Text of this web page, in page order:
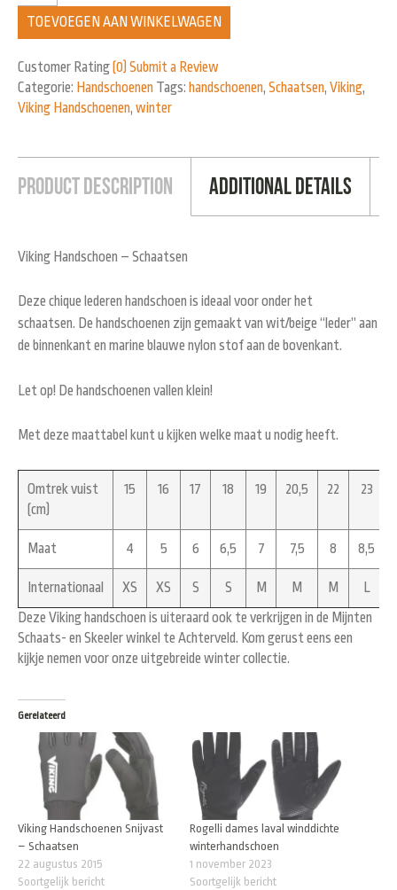
TOEVOEGEN AAN WINKELWAGEN
Customer Rating(0) Submit a Review
Categorie: Handschoenen Tags: handschoenen, Schaatsen, Viking,
Viking Handschoenen, winter
Product Description Additional Details
Viking Handschoen – Schaatsen
Deze chique lederen handschoen is ideaal voor onder het
schaatsen. De handschoenen zijn gemaakt van wit/beige “leder” aan
de binnenkant en marine blauwe nylon stof aan de bovenkant.
Let op! De handschoenen vallen klein!
Met deze maattabel kunt u kijken welke maat u nodig heeft.
Omtrek vuist
(cm)
15 16 17 18 19 20,5 22 23
Maat 4 5 6 6,5 7 7,5 8 8,5
Internationaal XS XS S S M M M L
Deze Viking handschoen is uiteraard ook te verkrijgen in de Mijnten
Schaats- en Skeeler winkel te Achterveld. Kom gerust eens een
kijkje nemen voor onze uitgebreide winter collectie.
Gerelateerd
Viking Handschoenen Snijvast
– Schaatsen
22 augustus 2015
Soortgelijk bericht
Rogelli dames laval winddichte
winterhandschoen
1 november 2023
Soortgelijk bericht